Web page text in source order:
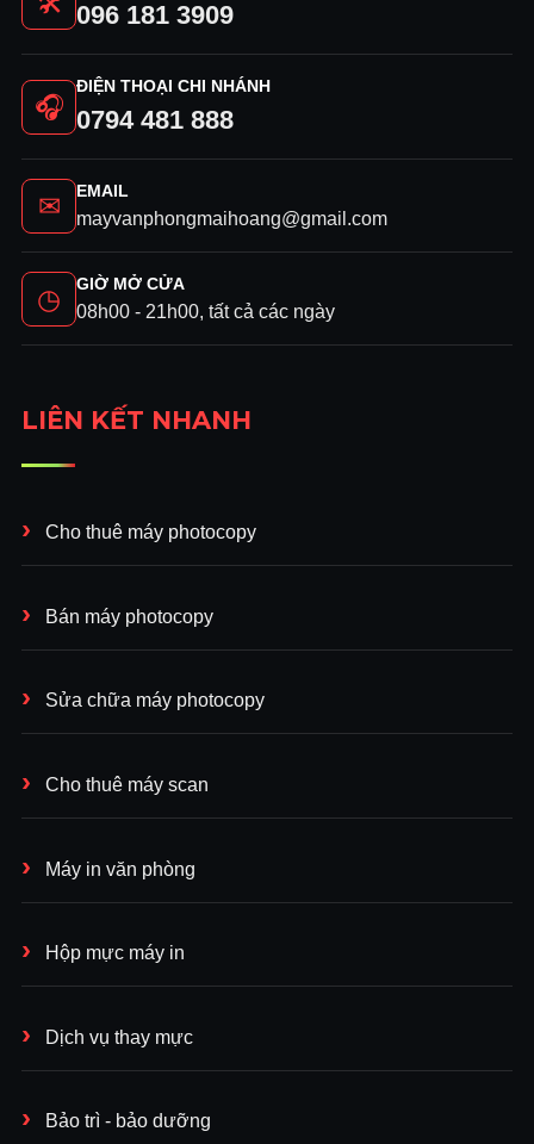
096 181 3909
🎧
ĐIỆN THOẠI CHI NHÁNH
0794 481 888
✉ EMAIL
mayvanphongmaihoang@gmail.com
◷ GIỜ MỞ CỬA
08h00 - 21h00, tất cả các ngày
LIÊN KẾT NHANH
Cho thuê máy photocopy
Bán máy photocopy
Sửa chữa máy photocopy
Cho thuê máy scan
Máy in văn phòng
Hộp mực máy in
Dịch vụ thay mực
Bảo trì - bảo dưỡng